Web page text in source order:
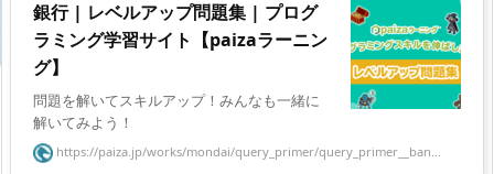
銀行 | レベルアップ問題集 | プログ
ラミング学習サイト【paizaラーニン
グ】
問題を解いてスキルアップ！みんなも一緒に
解いてみよう！
https://paiza.jp/works/mondai/query_primer/query_primer__ban...